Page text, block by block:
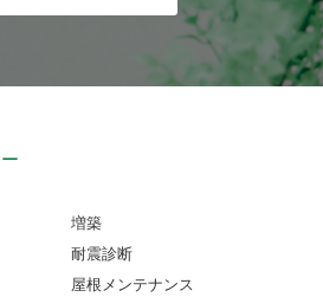
増築
耐震診断
屋根メンテナンス